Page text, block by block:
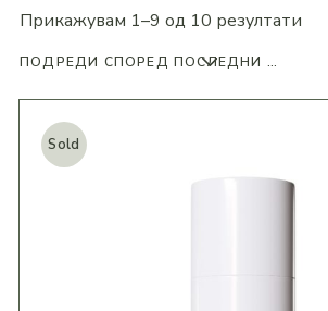
Прикажувам 1–9 од 10 резултати
ПОДРЕДИ СПОРЕД ПОСЛЕДНИ ПРОДУКТИ
Sold